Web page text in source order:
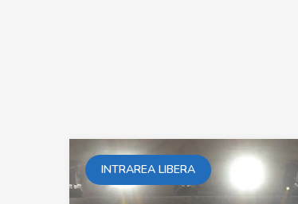
INTRAREA LIBERA